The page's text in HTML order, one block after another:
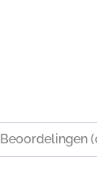
Beoordelingen